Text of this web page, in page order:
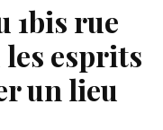
1bis rue
les esprits
un lieu